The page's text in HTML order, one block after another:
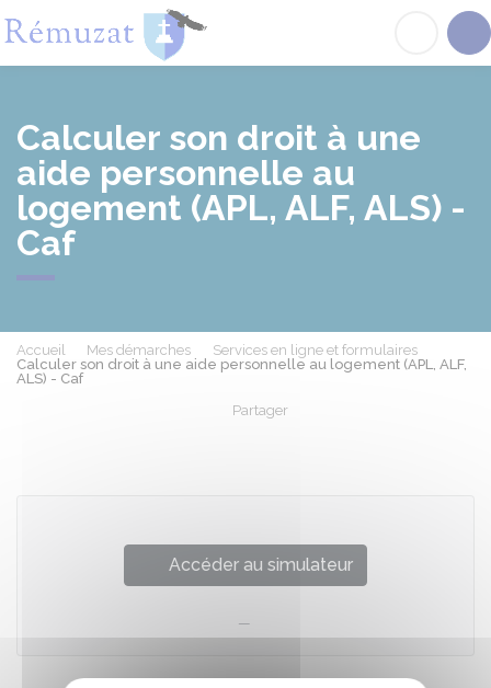
Calculer son droit à une
aide personnelle au
logement (APL, ALF, ALS) -
Caf
Accueil Mes démarches
Services en ligne et formulaires
Calculer son droit à une aide personnelle au logement (APL, ALF,
ALS) - Caf
Partager
Accéder au simulateur